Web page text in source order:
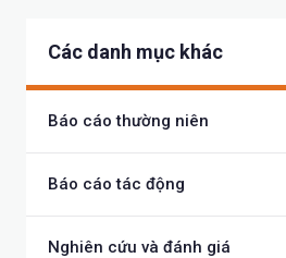
Các danh mục khác
Báo cáo thường niên
Báo cáo tác động
Nghiên cứu và đánh giá